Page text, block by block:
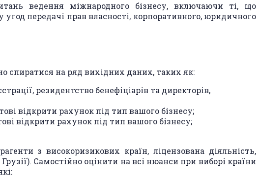
ведення міжнародного бізнесу, включаючи ті, що
передачі прав власності, корпоративного, юридичного
спиратися на ряд вихідних даних, таких як:
резидентство бенефіціарів та директорів,
відкрити рахунок під тип вашого бізнесу;
відкрити рахунок під тип вашого бізнесу;
з високоризикових країн, ліцензована діяльність,
Самостійно оцінити на всі нюанси при виборі країни